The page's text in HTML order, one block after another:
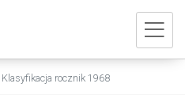
Klasyfikacja rocznik 1968